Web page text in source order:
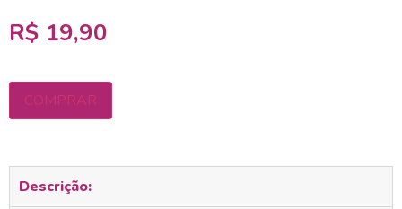
R$ 19,90
COMPRAR
Descrição: